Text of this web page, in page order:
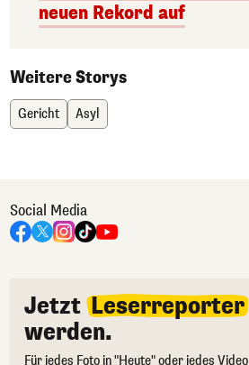
neuen Rekord auf
Weitere Storys
Gericht Asyl
Social Media
Jetzt Leserreporter
werden.
Für jedes Foto in "Heute" oder jedes Video